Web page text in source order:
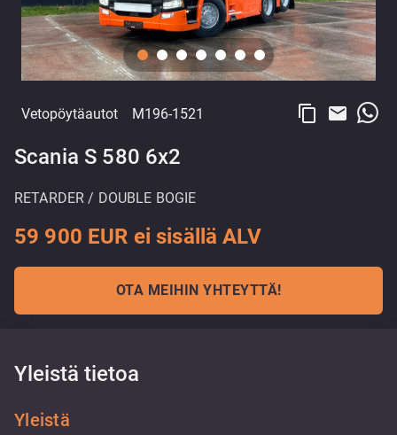
Vetopöytäautot M196-1521 content_copy email
Scania S 580 6x2
RETARDER / DOUBLE BOGIE
59 900 EUR ei sisällä ALV
OTA MEIHIN YHTEYTTÄ!
Yleistä tietoa
Yleistä